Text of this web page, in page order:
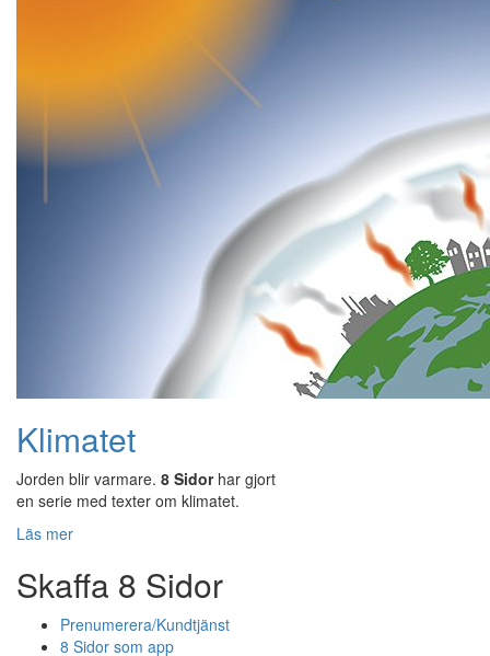
Klimatet
Jorden blir varmare. 8 Sidorhar gjort
en serie med texter om klimatet.
Läs mer
Skaffa 8 Sidor
Prenumerera/Kundtjänst
8 Sidor som app